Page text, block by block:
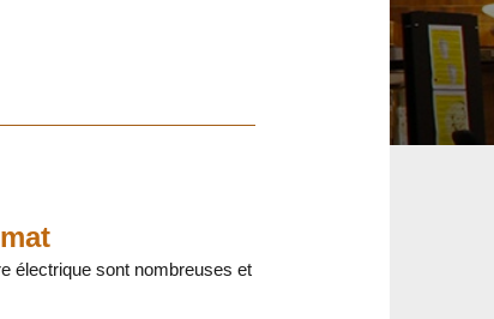
électrique sont nombreuses et